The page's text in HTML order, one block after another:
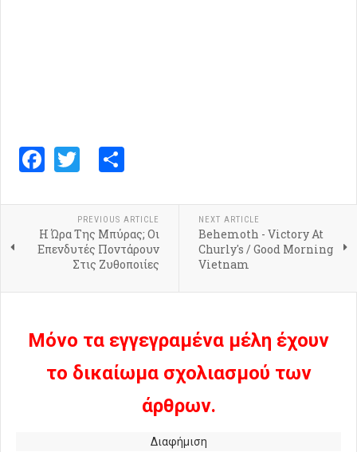
Facebook
Twitter
PREVIOUS ARTICLE
Η Ώρα Της Μπύρας; Οι
Επενδυτές Ποντάρουν
Στις Ζυθοποιίες
NEXT ARTICLE
Behemoth - Victory At
Churly's / Good Morning
Vietnam
Μόνο τα εγγεγραμένα μέλη έχουν
το δικαίωμα σχολιασμού των
άρθρων.
Διαφήμιση